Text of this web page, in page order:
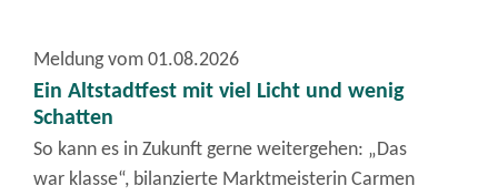
Meldung vom 01.08.2026
Ein Altstadtfest mit viel Licht und wenig
Schatten
So kann es in Zukunft gerne weitergehen: „Das
war klasse“, bilanzierte Marktmeisterin Carmen